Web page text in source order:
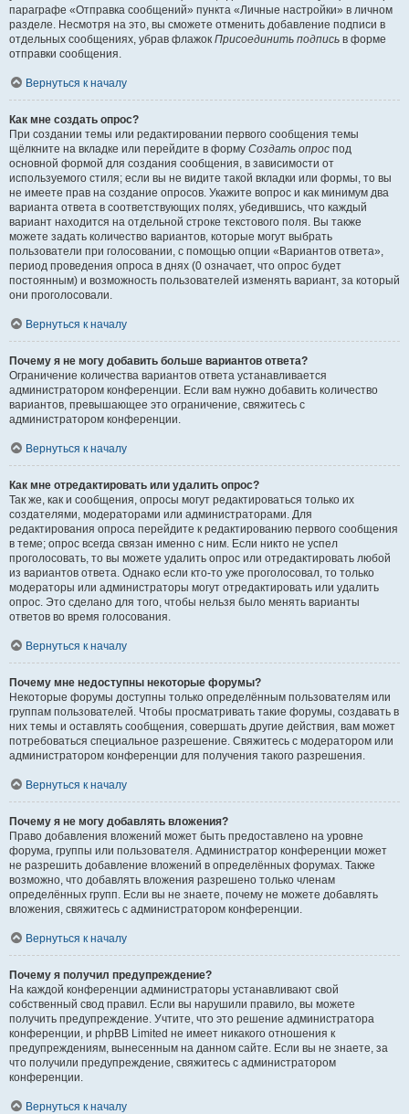
параграфе «Отправка сообщений» пункта «Личные настройки» в личном
разделе. Несмотря на это, вы сможете отменить добавление подписи в
отдельных сообщениях, убрав флажок Присоединить подпись в форме
отправки сообщения.
Вернуться к началу
Как мне создать опрос?
При создании темы или редактировании первого сообщения темы
щёлкните на вкладке или перейдите в форму Создать опрос под
основной формой для создания сообщения, в зависимости от
используемого стиля; если вы не видите такой вкладки или формы, то вы
не имеете прав на создание опросов. Укажите вопрос и как минимум два
варианта ответа в соответствующих полях, убедившись, что каждый
вариант находится на отдельной строке текстового поля. Вы также
можете задать количество вариантов, которые могут выбрать
пользователи при голосовании, с помощью опции «Вариантов ответа»,
период проведения опроса в днях (0 означает, что опрос будет
постоянным) и возможность пользователей изменять вариант, за который
они проголосовали.
Вернуться к началу
Почему я не могу добавить больше вариантов ответа?
Ограничение количества вариантов ответа устанавливается
администратором конференции. Если вам нужно добавить количество
вариантов, превышающее это ограничение, свяжитесь с
администратором конференции.
Вернуться к началу
Как мне отредактировать или удалить опрос?
Так же, как и сообщения, опросы могут редактироваться только их
создателями, модераторами или администраторами. Для
редактирования опроса перейдите к редактированию первого сообщения
в теме; опрос всегда связан именно с ним. Если никто не успел
проголосовать, то вы можете удалить опрос или отредактировать любой
из вариантов ответа. Однако если кто-то уже проголосовал, то только
модераторы или администраторы могут отредактировать или удалить
опрос. Это сделано для того, чтобы нельзя было менять варианты
ответов во время голосования.
Вернуться к началу
Почему мне недоступны некоторые форумы?
Некоторые форумы доступны только определённым пользователям или
группам пользователей. Чтобы просматривать такие форумы, создавать в
них темы и оставлять сообщения, совершать другие действия, вам может
потребоваться специальное разрешение. Свяжитесь с модератором или
администратором конференции для получения такого разрешения.
Вернуться к началу
Почему я не могу добавлять вложения?
Право добавления вложений может быть предоставлено на уровне
форума, группы или пользователя. Администратор конференции может
не разрешить добавление вложений в определённых форумах. Также
возможно, что добавлять вложения разрешено только членам
определённых групп. Если вы не знаете, почему не можете добавлять
вложения, свяжитесь с администратором конференции.
Вернуться к началу
Почему я получил предупреждение?
На каждой конференции администраторы устанавливают свой
собственный свод правил. Если вы нарушили правило, вы можете
получить предупреждение. Учтите, что это решение администратора
конференции, и phpBB Limited не имеет никакого отношения к
предупреждениям, вынесенным на данном сайте. Если вы не знаете, за
что получили предупреждение, свяжитесь с администратором
конференции.
Вернуться к началу